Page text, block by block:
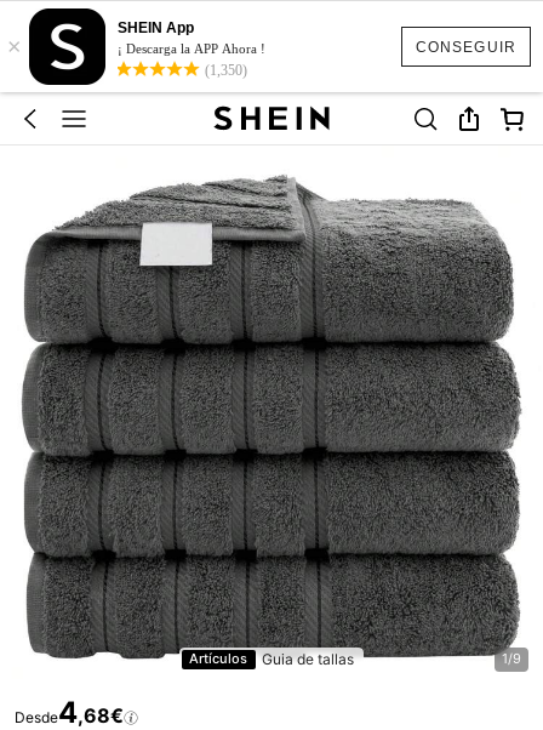
CONSEGUIR
×
SHEIN App
¡ Descarga la APP Ahora !
(1,350)
Artículos Guia de tallas 1/9
Desde4,68€